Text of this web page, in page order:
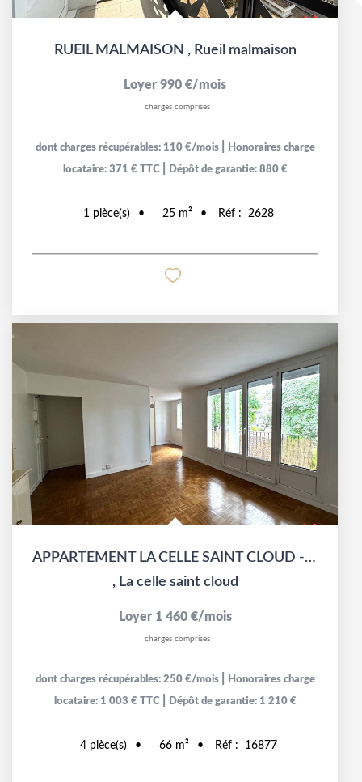
RUEIL MALMAISON , Rueil malmaison
Loyer 990 €/mois
charges comprises
dont charges récupérables: 110 €/mois Honoraires charge
locataire: 371 € TTC Dépôt de garantie: 880 €
1 pièce(s) 25 m² Réf : 2628
APPARTEMENT LA CELLE SAINT CLOUD - 4 PIECES
, La celle saint cloud
Loyer 1 460 €/mois
charges comprises
dont charges récupérables: 250 €/mois Honoraires charge
locataire: 1 003 € TTC Dépôt de garantie: 1 210 €
4 pièce(s) 66 m² Réf : 16877